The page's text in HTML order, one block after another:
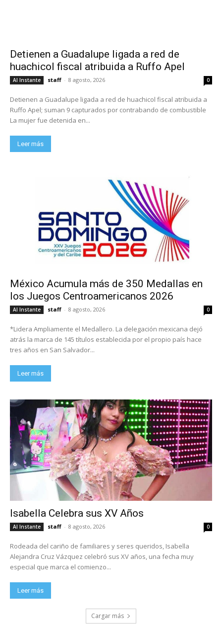
Detienen a Guadalupe ligada a red de
huachicol fiscal atribuida a Ruffo Apel
Al Instante staff - 8 agosto, 2026 0
Detienen a Guadalupe ligada a red de huachicol fiscal atribuida a
Ruffo Apel; suman 9 capturados por contrabando de combustible
La mujer fue detenida en...
Leer más
México Acumula más de 350 Medallas en
los Juegos Centroamericanos 2026
Al Instante staff - 8 agosto, 2026 0
*Lidera Ampliamente el Medallero. La delegación mexicana dejó
atrás la marca de 145 títulos establecida por el propio país hace
tres años en San Salvador...
Leer más
Isabella Celebra sus XV Años
Al Instante staff - 8 agosto, 2026 0
Rodeada del cariño de familiares y seres queridos, Isabella
Alejandra Cruz Vázquez celebró sus XV años, una fecha muy
especial que marca el comienzo...
Leer más
Cargar más